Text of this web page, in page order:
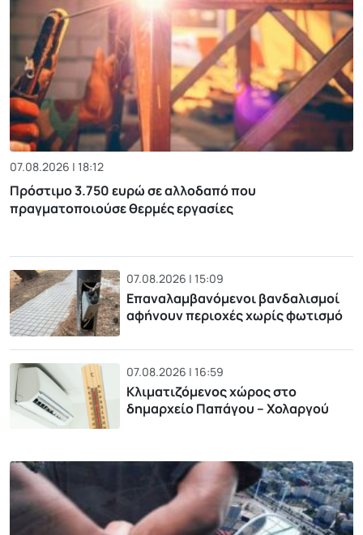
07.08.2026 | 18:12
Πρόστιμο 3.750 ευρώ σε αλλοδαπό που
πραγματοποιούσε θερμές εργασίες
07.08.2026 | 15:09
Επαναλαμβανόμενοι βανδαλισμοί
αφήνουν περιοχές χωρίς φωτισμό
07.08.2026 | 16:59
Κλιματιζόμενος χώρος στο
δημαρχείο Παπάγου – Χολαργού